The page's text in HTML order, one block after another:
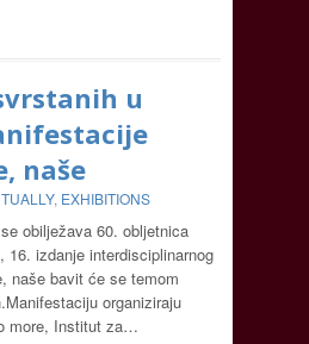
u
naše
, EXHIBITIONS
obilježava 60. obljetnica
16. izdanje interdisciplinarnog
naše bavit će se temom
organiziraju
more, Institut za…